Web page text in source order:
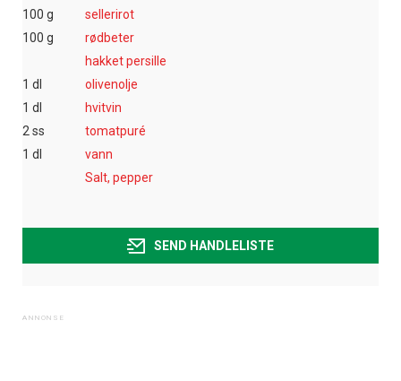
100 g
sellerirot
100 g
rødbeter
hakket persille
1 dl
olivenolje
1 dl
hvitvin
2 ss
tomatpuré
1 dl
vann
Salt, pepper
SEND HANDLELISTE